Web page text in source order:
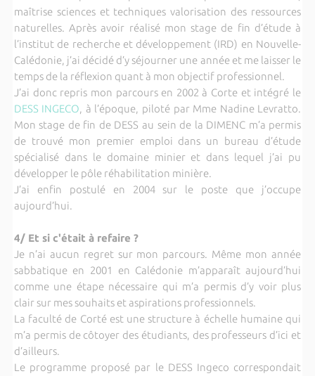
maîtrise sciences et techniques valorisation des ressources
naturelles. Après avoir réalisé mon stage de fin d’étude à
l’institut de recherche et développement (IRD) en Nouvelle-
Calédonie, j’ai décidé d’y séjourner une année et me laisser le
temps de la réflexion quant à mon objectif professionnel.
J’ai donc repris mon parcours en 2002 à Corte et intégré le
DESS INGECO, à l’époque, piloté par Mme Nadine Levratto.
Mon stage de fin de DESS au sein de la DIMENC m’a permis
de trouvé mon premier emploi dans un bureau d’étude
spécialisé dans le domaine minier et dans lequel j’ai pu
développer le pôle réhabilitation minière.
J’ai enfin postulé en 2004 sur le poste que j’occupe
aujourd’hui.
4/ Et si c'était à refaire ?
Je n’ai aucun regret sur mon parcours. Même mon année
sabbatique en 2001 en Calédonie m’apparaît aujourd’hui
comme une étape nécessaire qui m’a permis d’y voir plus
clair sur mes souhaits et aspirations professionnels.
La faculté de Corté est une structure à échelle humaine qui
m’a permis de côtoyer des étudiants, des professeurs d’ici et
d’ailleurs.
Le programme proposé par le DESS Ingeco correspondait